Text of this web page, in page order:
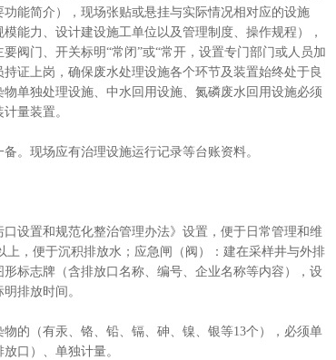
能简介），现场张贴或悬挂与实际情况相对应的设施
能力、设计建设施工单位以及管理制度、操作规程），
阀门、开关标明“常闭”或“常开，设置专门部门或人员加
证上岗，确保废水处理设施各个环节及装置始终处于良
单独处理设施、中水回用设施、氮磷废水回用设施必须
量装置。
现场应有治理设施运行记录等台账资料。
置和规范化整治管理办法》设置，便于日常管理和维
上，便于沉积排放水；应急闸（阀）：建在采样井与外排
标志牌（含排放口名称、编号、企业名称等内容），设
排放时间。
（有汞、铬、铅、镉、砷、镍、银等13个），必须单
口）、单独计量。